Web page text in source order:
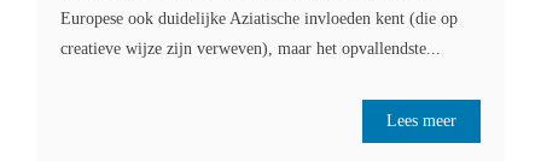
Europese ook duidelijke Aziatische invloeden kent (die op
creatieve wijze zijn verweven), maar het opvallendste...
Lees meer